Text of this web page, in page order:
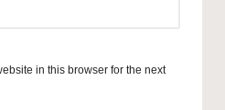
in this browser for the next